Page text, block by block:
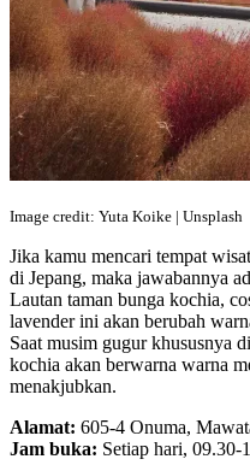
Image credit: Yuta Koike | Unsplash
Jika kamu mencari tempat
di Jepang, maka jawabannya
Lautan taman bunga kochia,
lavender ini akan berubah
Saat musim gugur khususnya
kochia akan berwarna warna
menakjubkan.
Alamat: 605-4 Onuma,
Jam buka: Setiap hari, 09.30-